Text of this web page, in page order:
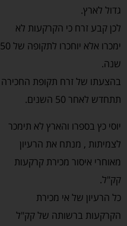
גדול לארץ.
לכן קבע זרח כי הקרקעות לא
ימכרו אלא יוחכרו לתקופה של 50
שנה.
בהצעתו של זרח תקופת החכירה
תתחדש לאחר 50 השנים.
יוסי כץ בספרו והארץ לא תימכר
לצמיתות , מנתח את הרעיון
מאוחרי איסור מכירת קרקעות
קק"ל.
כל הרעיון של אי מכירת
הקרקעות ברשותה של קק"ל